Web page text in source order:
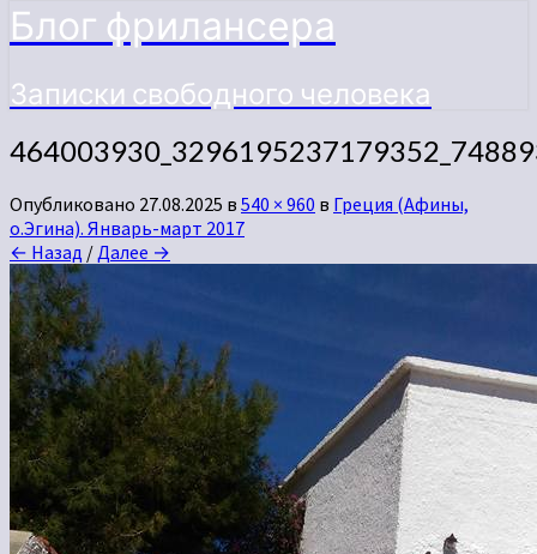
Блог фрилансера
Записки свободного человека
Опубликовано 27.08.2025 в 540 × 960 в Греция (Афины,
о.Эгина). Январь-март 2017
← Назад /Далее →